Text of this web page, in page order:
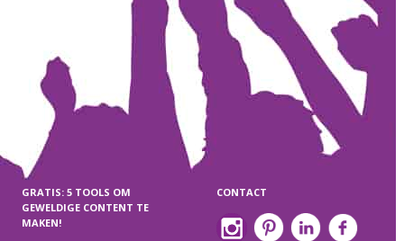
GRATIS: 5 TOOLS OM
GEWELDIGE CONTENT TE
MAKEN!
CONTACT